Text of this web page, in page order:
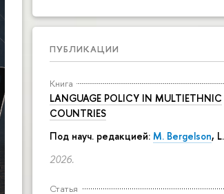
ПУБЛИКАЦИИ
Книга
LANGUAGE POLICY IN MULTIETHNIC
COUNTRIES
Под науч. редакцией: M. Bergelson,
2026.
Статья